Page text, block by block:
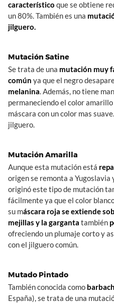
característico que se obtiene
un 80%. También es una
jilguero.
Mutación Satine
Se trata de una mutación muy
común ya que el negro
melanina. Además, no tiene
permaneciendo el color
máscara con un color mas
jilguero.
Mutación Amarilla
Aunque esta mutación está
origen se remonta a Yugoslavia
originó este tipo de mutación
fácilmente ya que el color
su máscara roja se extiende
mejillas y la garganta también
ofreciendo un plumaje corto y
con el jilguero común.
Mutado Pintado
También conocida como
España), se trata de una